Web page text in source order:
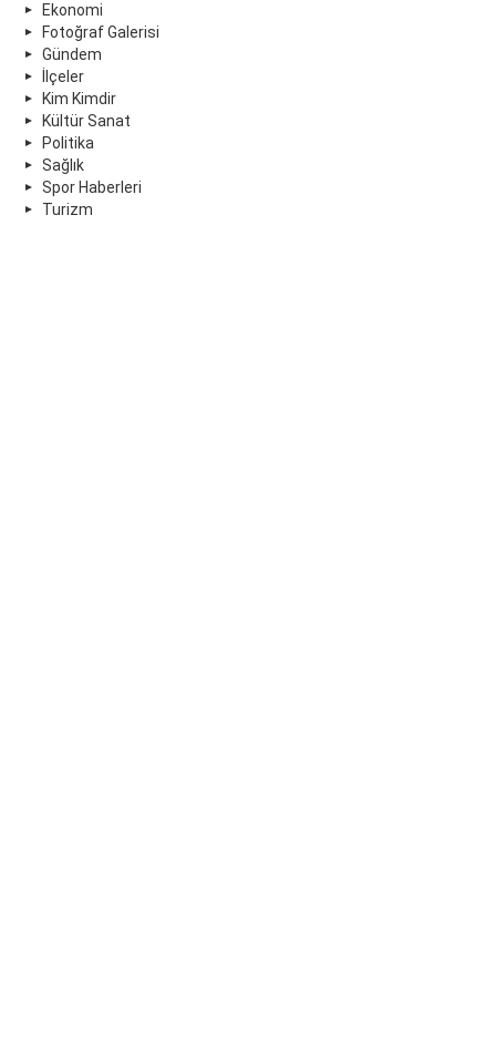
Ekonomi
Fotoğraf Galerisi
Gündem
İlçeler
Kim Kimdir
Kültür Sanat
Politika
Sağlık
Spor Haberleri
Turizm